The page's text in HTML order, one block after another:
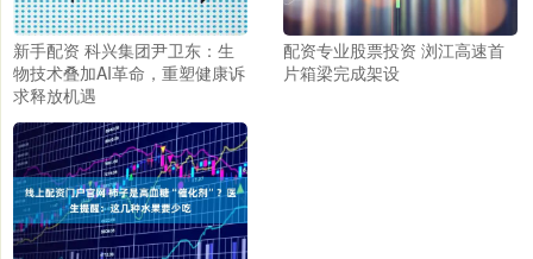
新手配资 科兴集团尹卫东：生
物技术叠加AI革命，重塑健康诉
求释放机遇
配资专业股票投资 浏江高速首
片箱梁完成架设